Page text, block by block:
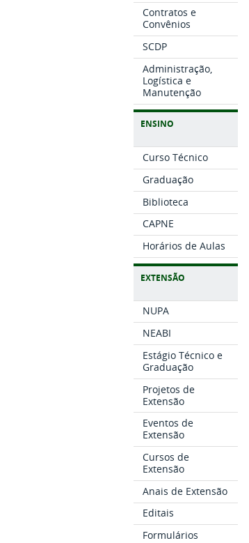
Contratos e
Convênios
SCDP
Administração,
Logística e
Manutenção
ENSINO
Curso Técnico
Graduação
Biblioteca
CAPNE
Horários de Aulas
EXTENSÃO
NUPA
NEABI
Estágio Técnico e
Graduação
Projetos de
Extensão
Eventos de
Extensão
Cursos de
Extensão
Anais de Extensão
Editais
Formulários